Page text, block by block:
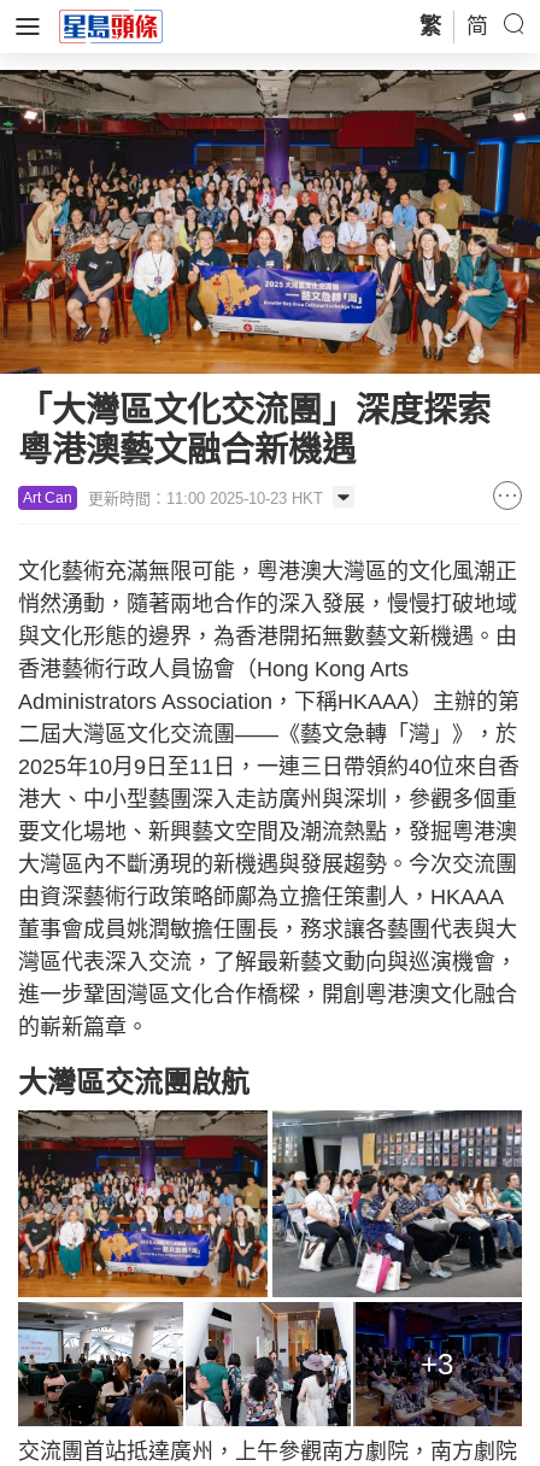
繁 简
「大灣區文化交流團」深度探索
粵港澳藝文融合新機遇
Art Can 更新時間：11:00 2025-10-23 HKT
文化藝術充滿無限可能，粵港澳大灣區的文化風潮正
悄然湧動，隨著兩地合作的深入發展，慢慢打破地域
與文化形態的邊界，為香港開拓無數藝文新機遇。由
香港藝術行政人員協會（Hong Kong Arts
Administrators Association，下稱HKAAA）主辦的第
二屆大灣區文化交流團——《藝文急轉「灣」》，於
2025年10月9日至11日，一連三日帶領約40位來自香
港大、中小型藝團深入走訪廣州與深圳，參觀多個重
要文化場地、新興藝文空間及潮流熱點，發掘粵港澳
大灣區內不斷湧現的新機遇與發展趨勢。今次交流團
由資深藝術行政策略師鄺為立擔任策劃人，HKAAA
董事會成員姚潤敏擔任團長，務求讓各藝團代表與大
灣區代表深入交流，了解最新藝文動向與巡演機會，
進一步鞏固灣區文化合作橋樑，開創粵港澳文化融合
的嶄新篇章。
大灣區交流團啟航
+3
交流團首站抵達廣州，上午參觀南方劇院，南方劇院